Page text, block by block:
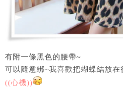
有附一條黑色的腰帶~
可以隨意綁~我喜歡把蝴蝶結放
((心機))